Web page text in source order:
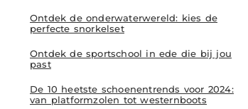
Ontdek de onderwaterwereld: kies de
perfecte snorkelset
Ontdek de sportschool in ede die bij jou
past
De 10 heetste schoenentrends voor 2024:
van platformzolen tot westernboots